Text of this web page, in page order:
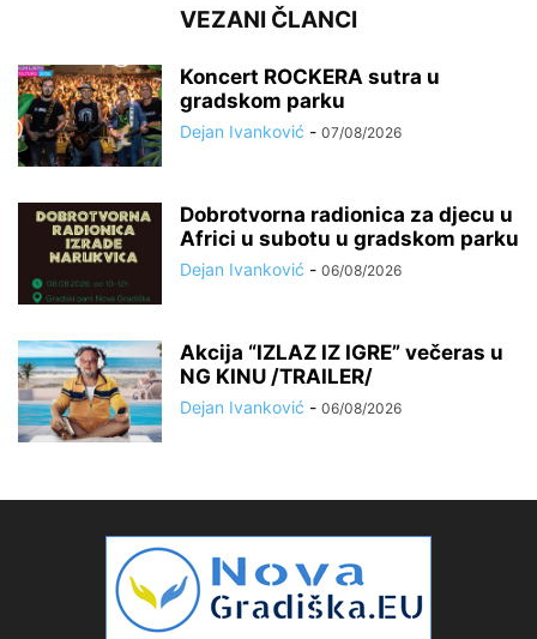
VEZANI ČLANCI
Koncert ROCKERA sutra u
gradskom parku
Dejan Ivanković - 07/08/2026
Dobrotvorna radionica za djecu u
Africi u subotu u gradskom parku
Dejan Ivanković - 06/08/2026
Akcija “IZLAZ IZ IGRE” večeras u
NG KINU /TRAILER/
Dejan Ivanković - 06/08/2026